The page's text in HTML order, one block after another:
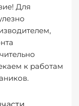
Для
к работам